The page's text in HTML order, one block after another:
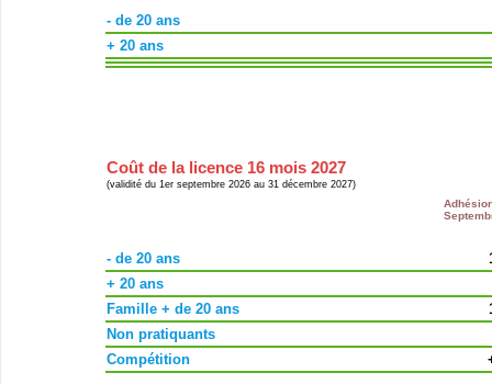
- de 20 ans
+ 20 ans
Coût de la licence 16 mois 2027
(validité du 1er septembre 2026 au 31 décembre 2027)
- de 20 ans
+ 20 ans
Famille + de 20 ans
Non pratiquants
Compétition